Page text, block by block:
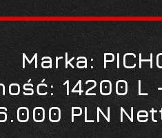
Marka:
14200 L
PLN